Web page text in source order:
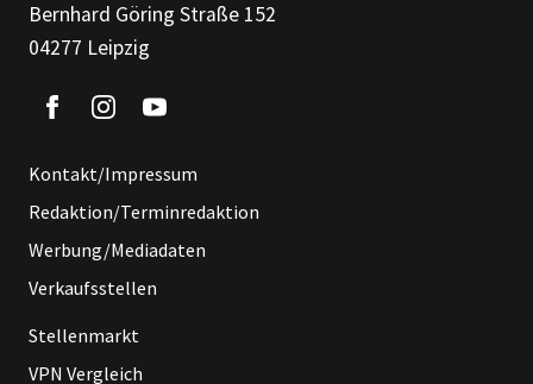
Bernhard Göring Straße 152
04277 Leipzig
Kontakt/Impressum
Redaktion/Terminredaktion
Werbung/Mediadaten
Verkaufsstellen
Stellenmarkt
VPN Vergleich